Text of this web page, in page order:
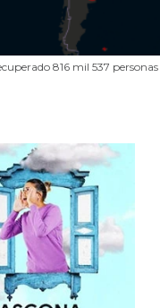
816 mil 537 personas